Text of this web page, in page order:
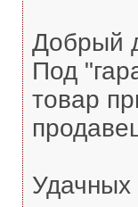
Добрый
Под
товар
Удачных